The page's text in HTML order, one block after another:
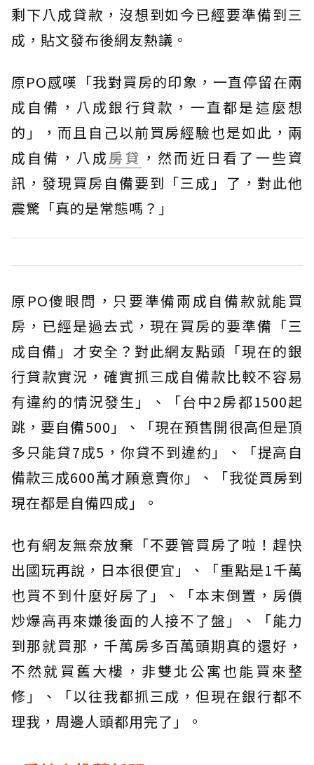
剩下八成貸款，沒想到如今已經要準備到三
成，貼文發布後網友熱議。
原PO感嘆「我對買房的印象，一直停留在兩
成自備，八成銀行貸款，一直都是這麼想
的」，而且自己以前買房經驗也是如此，兩
成自備，八成房貸 ，然而近日看了一些資
訊，發現買房自備要到「三成」了，對此他
震驚「真的是常態嗎？」
原PO傻眼問，只要準備兩成自備款就能買
房，已經是過去式，現在買房的要準備「三
成自備」才安全？對此網友點頭「現在的銀
行貸款實況，確實抓三成自備款比較不容易
有違約的情況發生」、「台中2房都1500起
跳，要自備500」、「現在預售開很高但是頂
多只能貸7成5，你貸不到違約」、「提高自
備款三成600萬才願意賣你」、「我從買房到
現在都是自備四成」。
也有網友無奈放棄「不要管買房了啦！趕快
出國玩再說，日本很便宜」、「重點是1千萬
也買不到什麼好房了」、「本末倒置，房價
炒爆高再來嫌後面的人接不了盤」、「能力
到那就買那，千萬房多百萬頭期真的還好，
不然就買舊大樓，非雙北公寓也能買來整
修」、「以往我都抓三成，但現在銀行都不
理我，周邊人頭都用完了」。